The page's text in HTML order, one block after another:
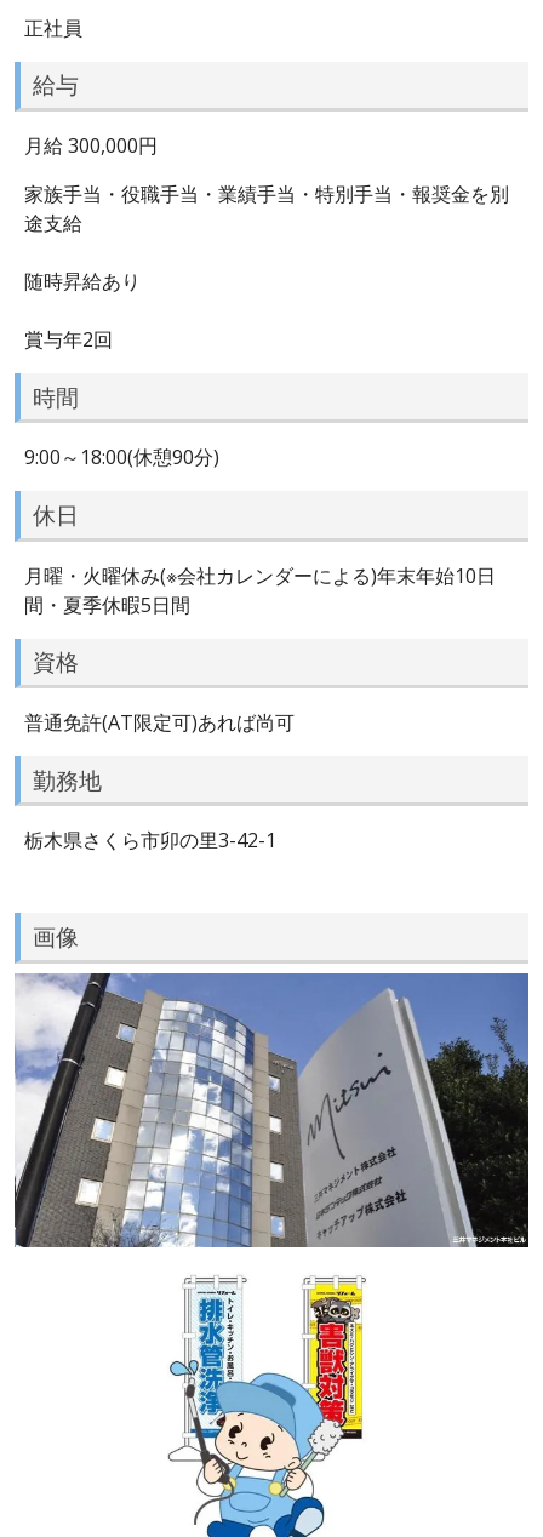
正社員
給与
月給 300,000円
家族手当・役職手当・業績手当・特別手当・報奨金を別
途支給
随時昇給あり
賞与年2回
時間
9:00～18:00(休憩90分)
休日
月曜・火曜休み(※会社カレンダーによる)年末年始10日
間・夏季休暇5日間
資格
普通免許(AT限定可)あれば尚可
勤務地
栃木県さくら市卯の里3-42-1
画像